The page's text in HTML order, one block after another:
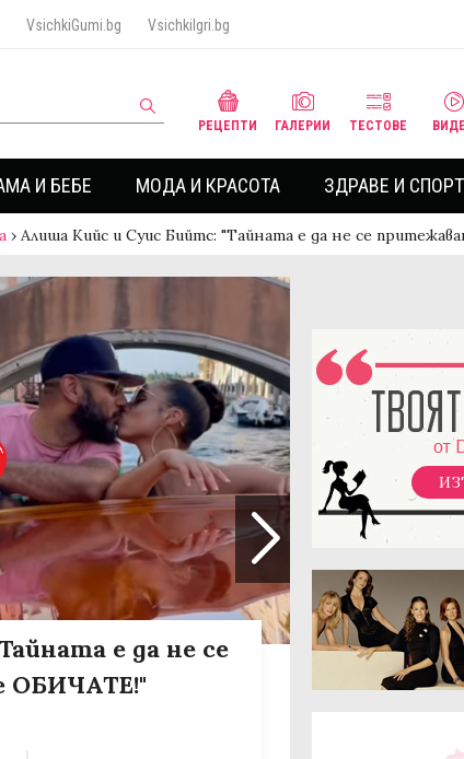
VsichkiGumi.bg VsichkiIgri.bg
РЕЦЕПТИ ГАЛЕРИИ ТЕСТОВЕ
И БЕБЕ МОДА И КРАСОТА ЗДРАВЕ И СПОРТ
› Алиша Кийс и Суис Бийтс: "Тайната е да не се
е да не се
ОБИЧАТЕ!"